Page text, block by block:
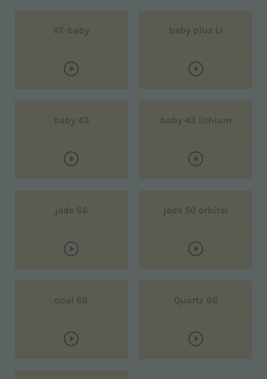
RT-baby baby plus Li
baby 43 baby 43 lithium
jade 66 jade 50 orbital
opal 66 Quartz 66